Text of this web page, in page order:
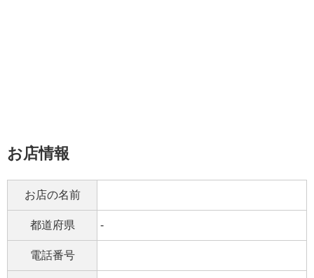
お店情報
お店の名前
都道府県 -
電話番号